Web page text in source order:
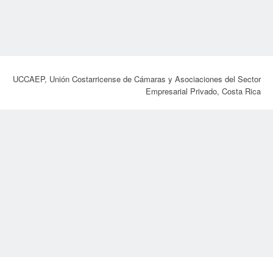
UCCAEP, Unión Costarricense de Cámaras y Asociaciones del Sector
Empresarial Privado, Costa Rica